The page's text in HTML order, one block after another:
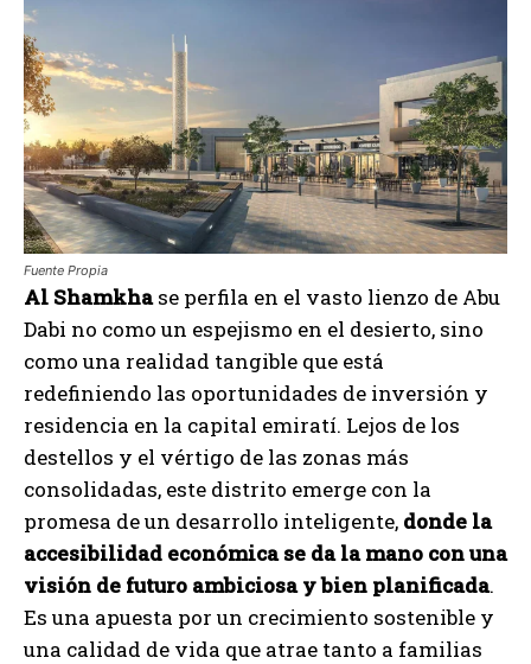
Fuente Propia
Al Shamkhase perfila en el vasto lienzo de Abu
Dabi no como un espejismo en el desierto, sino
como una realidad tangible que está
redefiniendo las oportunidades de inversión y
residencia en la capital emiratí. Lejos de los
destellos y el vértigo de las zonas más
consolidadas, este distrito emerge con la
promesa de un desarrollo inteligente, donde la
accesibilidad económica se da la mano con una
visión de futuro ambiciosa y bien planificada.
Es una apuesta por un crecimiento sostenible y
una calidad de vida que atrae tanto a familias